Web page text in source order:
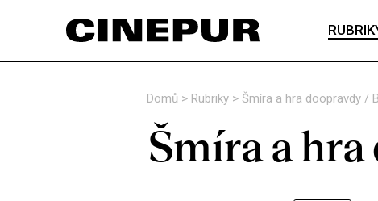
Domů > Rubriky > Šmíra a hra doopravdy /
Šmíra a